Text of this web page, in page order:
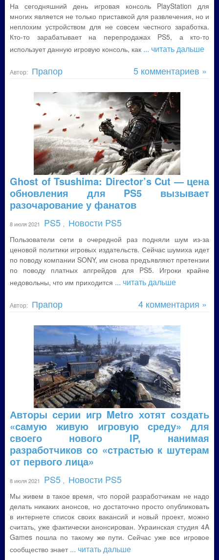
На сегодняшний день игровая консоль PlayStation для
многих является не только приставкой для развлечения, но и
неплохим устройством для не совсем честного заработка.
Кто-то зарабатывает на перепродажах PS5, а кто-то
использует данную игровую консоль, как ... читать дальше
Автор: Прапор 5 комментариев »
Ghost of Tsushima: Director’s Cut — цена
обновления для PS5 вызывает
разочарование у фанатов
8 июля 2021 PS5 Новости PS5
Пользователи сети в очередной раз подняли шум из-за
ценовой политики игровых издательств. Сейчас шумиха идет
по поводу компании SONY, им снова предъявляют претензии
по поводу платных апгрейдов для PS5. Игроки крайне
недовольны, что им приходится ... читать дальше
Автор: Прапор 4 комментария »
Авторы серии игр Metro хотят создать
«самую живую игровую среду» для
своего нового IP, нанимая
разработчиков со «страстью к шутерам
от первого лица»
8 июля 2021 PS5 Новости PS5
Мы живем в такое время, что порой разработчикам не надо
делать никаких анонсов, но достаточно просто опубликовать
в интернете список своих вакансий и новый проект, можно
считать, уже фактически анонсирован. Украинская студия 4A
Games пошла по такому же пути. Сейчас уже все игровое
сообщество знает... читать дальше